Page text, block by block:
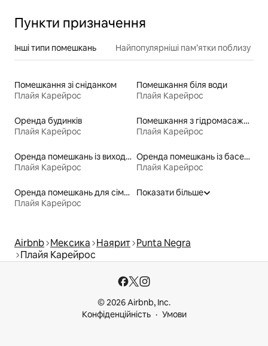
Пункти призначення
Інші типи помешкань Найпопулярніші пам’ятки поблизу
Помешкання зі сніданком
Плайя Карейрос
Помешкання біля води
Плайя Карейрос
Оренда будинків
Плайя Карейрос
Помешкання з гідромасажною ванною
Плайя Карейрос
Оренда помешкань із виходом до пляжу
Плайя Карейрос
Оренда помешкань із басейном
Плайя Карейрос
Оренда помешкань для сімей
Плайя Карейрос
Показати більше
Airbnb Мексика Наярит Punta Negra
Плайя Карейрос
© 2026 Airbnb, Inc.
Конфіденційність
Умови